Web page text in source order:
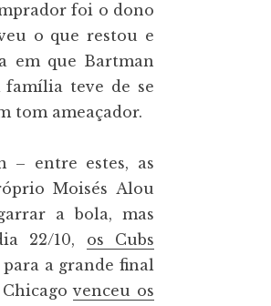
foi o dono
o que restou e
em que Bartman
família teve de se
tom ameaçador.
– entre estes, as
Moisés Alou
a bola, mas
22/10, os Cubs
a grande final
Chicagovenceu os